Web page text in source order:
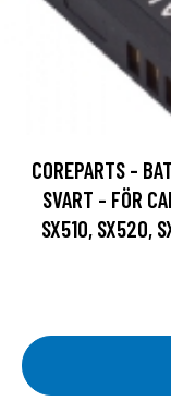
COREPARTS -
SVART - FÖR
SX510, SX520,